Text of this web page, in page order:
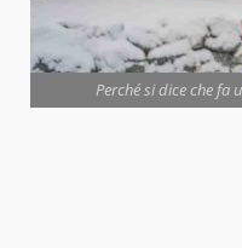
Perché si dice che fa